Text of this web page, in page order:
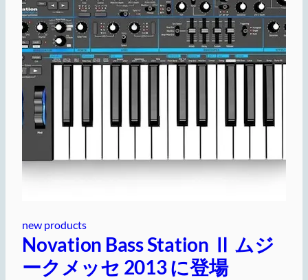
new products
Novation Bass Station Ⅱ ムジ
ークメッセ 2013 に登場